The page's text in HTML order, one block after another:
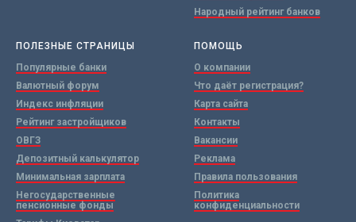
Народный рейтинг банков
ПОЛЕЗНЫЕ СТРАНИЦЫ
Популярные банки
Валютный форум
Индекс инфляции
Рейтинг застройщиков
ОВГЗ
Депозитный калькулятор
Минимальная зарплата
Негосударственные
пенсионные фонды
ПОМОЩЬ
О компании
Что даёт регистрация?
Карта сайта
Контакты
Вакансии
Реклама
Правила пользования
Политика
конфиденциальности